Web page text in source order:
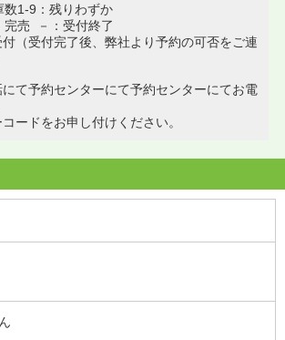
1-9：残りわずか
売 －：受付終了
（受付完了後、弊社より予約の可否をご連
て予約センターにて予約センターにてお電
ードをお申し付けください。